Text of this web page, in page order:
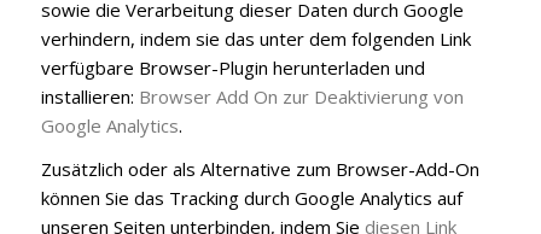
sowie die Verarbeitung dieser Daten durch Google
verhindern, indem sie das unter dem folgenden Link
verfügbare Browser-Plugin herunterladen und
installieren: Browser Add On zur Deaktivierung von
Google Analytics.
Zusätzlich oder als Alternative zum Browser-Add-On
können Sie das Tracking durch Google Analytics auf
unseren Seiten unterbinden, indem Sie diesen Link